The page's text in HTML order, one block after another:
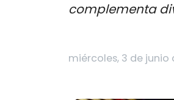
complementa
miércoles, 3 de junio